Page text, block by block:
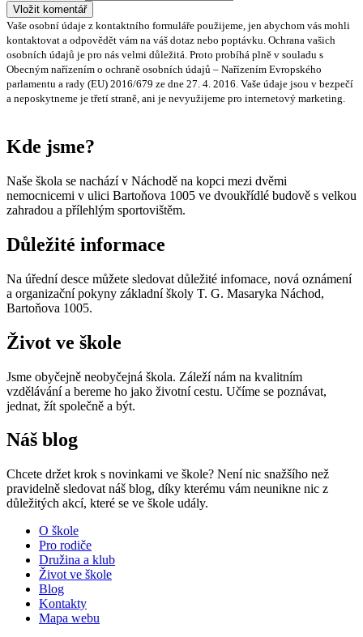
Vložit komentář
Vaše osobní údaje z kontaktního formuláře použijeme, jen abychom vás mohli
kontaktovat a odpovědět vám na váš dotaz nebo poptávku. Ochrana vašich
osobních údajů je pro nás velmi důležitá. Proto probíhá plně v souladu s
Obecným nařízením o ochraně osobních údajů – Nařízením Evropského
parlamentu a rady (EU) 2016/679 ze dne 27. 4. 2016. Vaše údaje jsou v bezpečí
a neposkytneme je třetí straně, ani je nevyužijeme pro internetový marketing.
Kde jsme?
Naše škola se nachází v Náchodě na kopci mezi dvěmi
nemocnicemi v ulici Bartoňova 1005 ve dvoukřídlé budově s velkou
zahradou a přílehlým sportovištěm.
Důležité informace
Na úřední desce můžete sledovat důležité infomace, nová oznámení
a organizační pokyny základní školy T. G. Masaryka Náchod,
Bartoňova 1005.
Život ve škole
Jsme obyčejně neobyčejná škola. Záleží nám na kvalitním
vzdělávání a bereme ho jako životní cestu. Učíme se poznávat,
jednat, žít společně a být.
Náš blog
Chcete držet krok s novinkami ve škole? Není nic snažšího než
pravidelně sledovat náš blog, díky kterému vám neunikne nic z
důležitých akcí, které se ve škole udály.
O škole
Pro rodiče
Družina a klub
Život ve škole
Blog
Kontakty
Mapa webu